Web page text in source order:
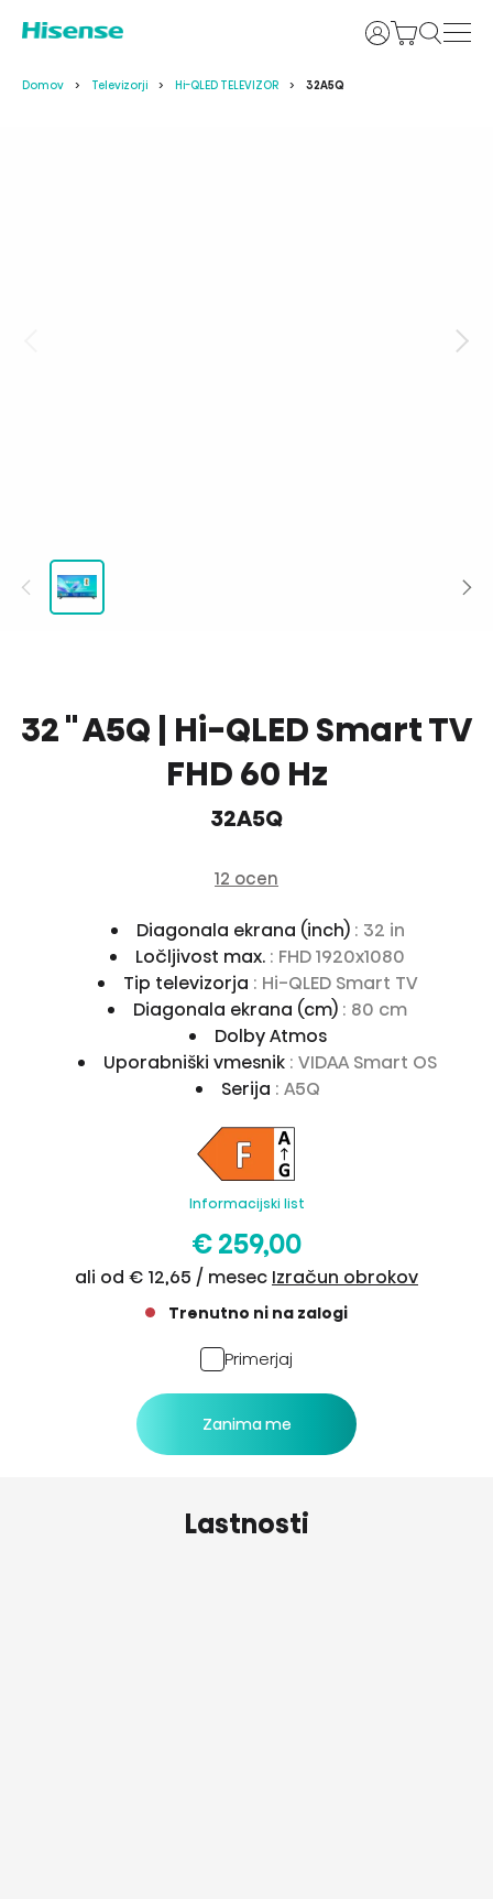
Prijava
Domov Televizorji Hi-QLED TELEVIZOR 32A5Q
32 '' A5Q | Hi-QLED Smart TV
FHD 60 Hz
32A5Q
12 ocen
Diagonala ekrana (inch) : 32 in
Ločljivost max. : FHD 1920x1080
Tip televizorja : Hi-QLED Smart TV
Diagonala ekrana (cm) : 80 cm
Dolby Atmos
Uporabniški vmesnik : VIDAA Smart OS
Serija : A5Q
Informacijski list
€ 259,00
ali od € 12,65 / mesec Izračun obrokov
Trenutno ni na zalogi
Primerjaj
Zanima me
Lastnosti